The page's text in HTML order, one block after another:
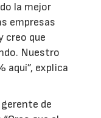
la mejor
empresas
creo que
Nuestro
aquí”, explica
de